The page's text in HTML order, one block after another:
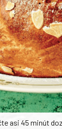
asi 45 minút